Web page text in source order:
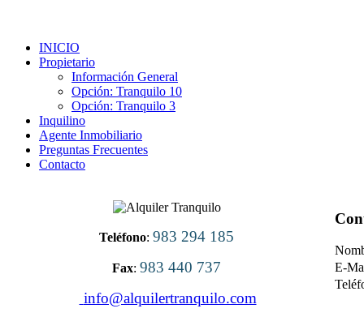
INICIO
Propietario
Información General
Opción: Tranquilo 10
Opción: Tranquilo 3
Inquilino
Agente Inmobiliario
Preguntas Frecuentes
Contacto
Teléfono: 983 294 185
Fax: 983 440 737
info@alquilertranquilo.com
E-